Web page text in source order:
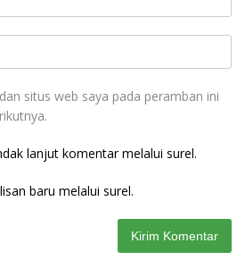
situs web saya pada peramban ini
lanjut komentar melalui surel.
baru melalui surel.